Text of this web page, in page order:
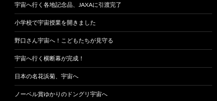
宇宙へ行く各地記念品、JAXAに引渡完了
小学校で宇宙授業を開きました
野口さん宇宙へ！こどもたちが見守る
宇宙へ行く横断幕が完成！
日本の名花浜菊、宇宙へ
ノーベル賞ゆかりのドングリ宇宙へ